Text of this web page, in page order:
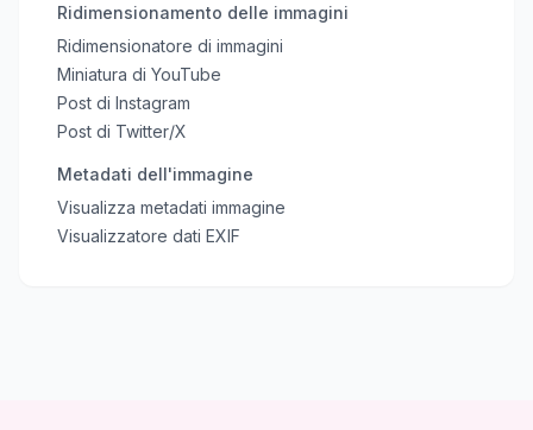
Ridimensionamento delle immagini
Ridimensionatore di immagini
Miniatura di YouTube
Post di Instagram
Post di Twitter/X
Metadati dell'immagine
Visualizza metadati immagine
Visualizzatore dati EXIF